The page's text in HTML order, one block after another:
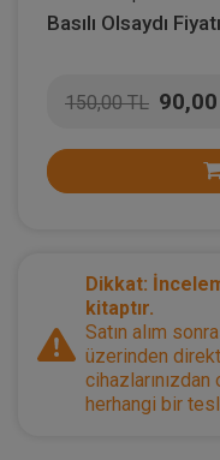
Basılı Olsaydı
150,00 TL
Dikkat:
kitaptır.
Satın alım
üzerinden
herhangi bir